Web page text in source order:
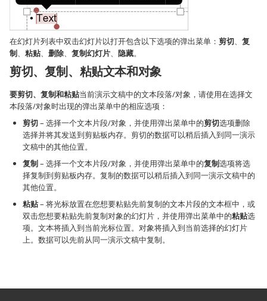
在幻灯片列表中双击幻灯片以打开包含以下选项的弹出菜单： 剪切、 复
制、 粘贴、 删除、 复制幻灯片、 隐藏。
剪切、复制、粘贴文本和对象
要剪切、复制和粘贴当前演示文稿中的文本段落/对象，请使用在选择文
本段落/对象时出现的弹出菜单中的相应选项：
剪切– 选择一个文本片段/对象，并使用弹出菜单中的剪切选项删除
选择并将其发送到剪贴板内存。剪切的数据可以稍后插入到同一演示
文稿中的其他位置。
复制– 选择一个文本片段/对象，并使用弹出菜单中的复制选项将选
择复制到剪贴板内存。复制的数据可以稍后插入到同一演示文稿中的
其他位置。
粘贴– 将光标放置在您想要粘贴先前复制的文本片段的文本框中，或
双击您想要粘贴先前复制对象的幻灯片，并使用弹出菜单中的粘贴选
项。文本将插入到当前光标位置。对象将插入到当前选择的幻灯片
上。数据可以先前从同一演示文稿中复制。